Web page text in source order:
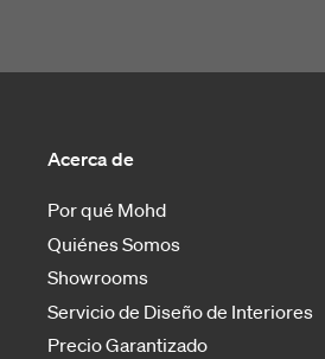
Acerca de
Por qué Mohd
Quiénes Somos
Showrooms
Servicio de Diseño de Interiores
Precio Garantizado